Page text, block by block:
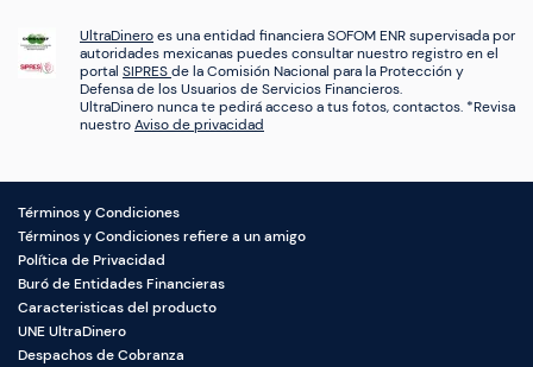
UltraDineroes una entidad financiera SOFOM ENR supervisada por
autoridades mexicanas puedes consultar nuestro registro en el
portal SIPRESde la Comisión Nacional para la Protección y
Defensa de los Usuarios de Servicios Financieros.
UltraDinero nunca te pedirá acceso a tus fotos, contactos. *Revisa
nuestroAviso de privacidad
Términos y Condiciones
Términos y Condiciones refiere a un amigo
Política de Privacidad
Buró de Entidades Financieras
Caracteristicas del producto
UNE UltraDinero
Despachos de Cobranza